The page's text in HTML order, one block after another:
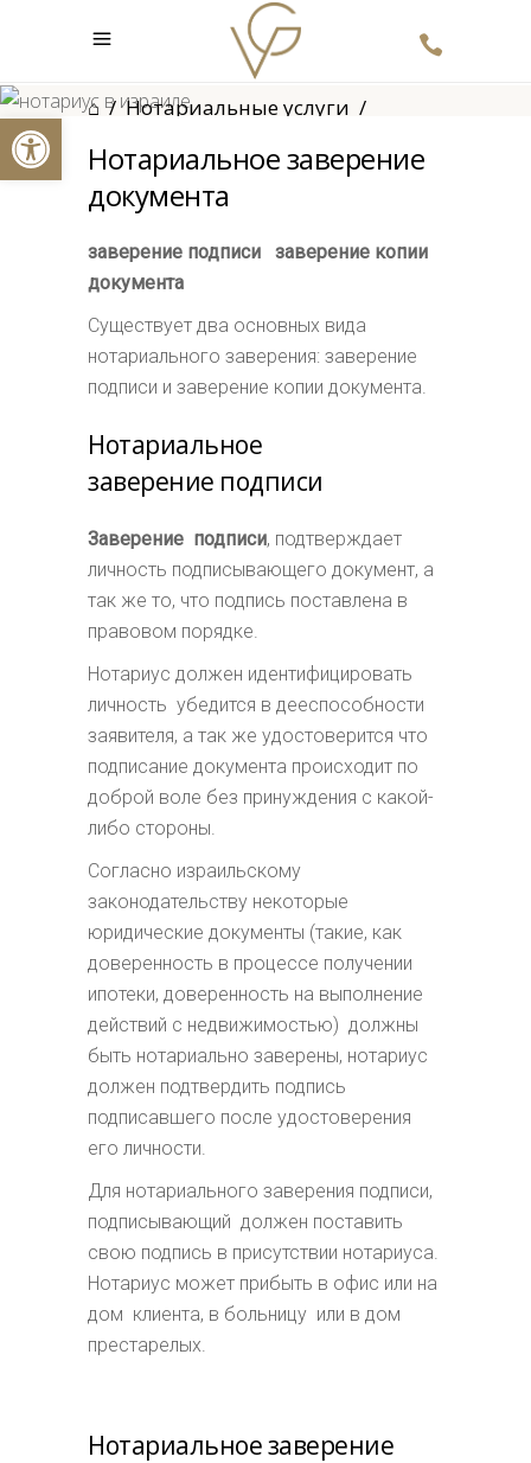
Открыть панель инструментов
Нотариальное заверение
⌂ /Нотариальные услуги /
документов
Нотариальное заверение
документа
заверение подписи заверение копии
документа
Существует два основных вида
нотариального заверения: заверение
подписи и заверение копии документа.
Нотариальное
заверение подписи
Заверение подписи, подтверждает
личность подписывающего документ, а
так же то, что подпись поставлена в
правовом порядке.
Нотариус должен идентифицировать
личность убедится в дееспособности
заявителя, а так же удостоверится что
подписание документа происходит по
доброй воле без принуждения с какой-
либо стороны.
Согласно израильскому
законодательству некоторые
юридические документы (такие, как
доверенность в процессе получении
ипотеки, доверенность на выполнение
действий с недвижимостью) должны
быть нотариально заверены, нотариус
должен подтвердить подпись
подписавшего после удостоверения
его личности.
Для нотариального заверения подписи,
подписывающий должен поставить
свою подпись в присутствии нотариуса.
Нотариус может прибыть в офис или на
дом клиента, в больницу или в дом
престарелых.
Нотариальное заверение